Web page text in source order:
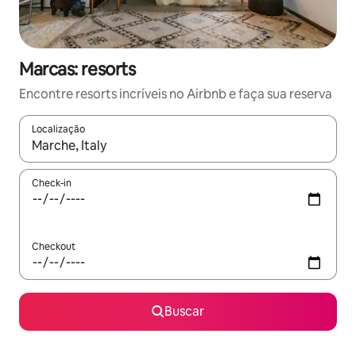
Marcas: resorts
Encontre resorts incríveis no Airbnb e faça sua reserva
Localização
Quando os resultados estiverem disponíveis, explore-os
Check-in
Checkout
Buscar